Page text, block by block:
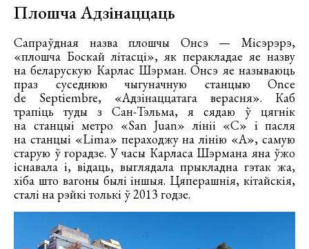
Плошча Адзінаццаць
Сапраўдная назва плошчы Онсэ — Місэрэрэ,
«плошча Боскай літасці», як перакладае яе назву
на беларускую Карлас Шэрман. Онсэ яе называюць
праз суседнюю чыгуначную станцыю Once
de Septiembre, «Адзінаццатага верасня». Каб
трапіць туды з Сан-Тэльма, я сядаю ў цягнік
на станцыі метро «San Juan» лініі «С» і пасля
на станцыі «Lima» пераходжу на лінію «А», самую
старую ў горадзе. У часы Карласа Шэрмана яна ўжо
існавала і, відаць, выглядала прыкладна гэтак жа,
хіба што вагоны былі іншыя. Цяперашнія, кітайскія,
сталі на рэйкі толькі ў 2013 годзе.